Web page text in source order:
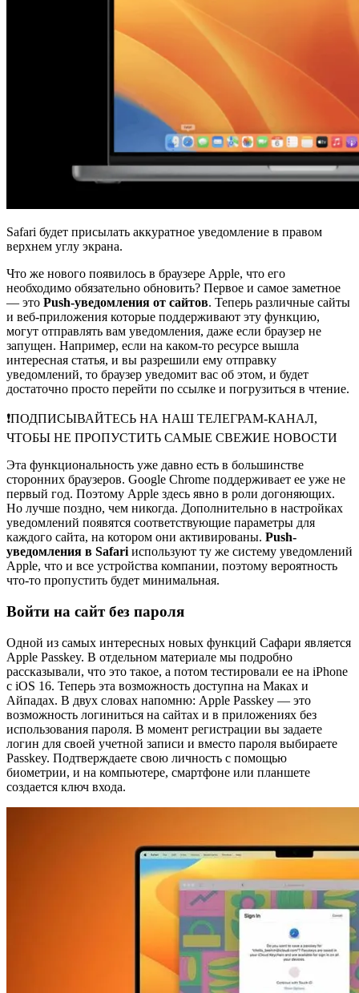
Safari будет присылать аккуратное уведомление в правом
верхнем углу экрана.
Что же нового появилось в браузере Apple, что его
необходимо обязательно обновить? Первое и самое заметное
— это Push-уведомления от сайтов. Теперь различные сайты
и веб-приложения которые поддерживают эту функцию,
могут отправлять вам уведомления, даже если браузер не
запущен. Например, если на каком-то ресурсе вышла
интересная статья, и вы разрешили ему отправку
уведомлений, то браузер уведомит вас об этом, и будет
достаточно просто перейти по ссылке и погрузиться в чтение.
❗️ПОДПИСЫВАЙТЕСЬ НА НАШ ТЕЛЕГРАМ-КАНАЛ,
ЧТОБЫ НЕ ПРОПУСТИТЬ САМЫЕ СВЕЖИЕ НОВОСТИ
Эта функциональность уже давно есть в большинстве
сторонних браузеров. Google Chrome поддерживает ее уже не
первый год. Поэтому Apple здесь явно в роли догоняющих.
Но лучше поздно, чем никогда. Дополнительно в настройках
уведомлений появятся соответствующие параметры для
каждого сайта, на котором они активированы. Push-
уведомления в Safari используют ту же систему уведомлений
Apple, что и все устройства компании, поэтому вероятность
что-то пропустить будет минимальная.
Войти на сайт без пароля
Одной из самых интересных новых функций Сафари является
Apple Passkey. В отдельном материале мы подробно
рассказывали, что это такое, а потом тестировали ее на iPhone
с iOS 16. Теперь эта возможность доступна на Маках и
Айпадах. В двух словах напомню: Apple Passkey — это
возможность логиниться на сайтах и в приложениях без
использования пароля. В момент регистрации вы задаете
логин для своей учетной записи и вместо пароля выбираете
Passkey. Подтверждаете свою личность с помощью
биометрии, и на компьютере, смартфоне или планшете
создается ключ входа.